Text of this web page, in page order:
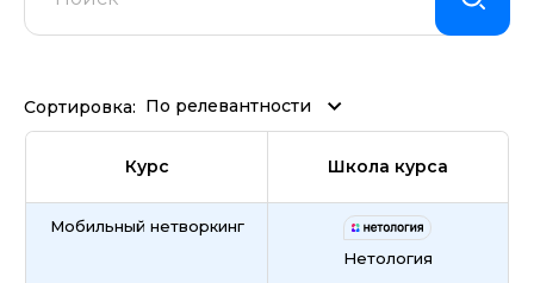
Сортировка: По релевантности
Курс Школа курса
Мобильный нетворкинг
Нетология